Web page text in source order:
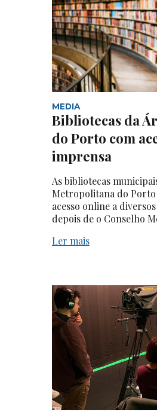
MEDIA
Bibliotecas da
do Porto com
imprensa
As bibliotecas
Metropolitana do Porto
acesso online a
depois de o Conselho
Ler mais